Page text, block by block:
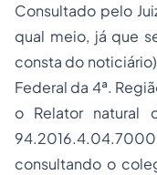
Consultado pelo
qual meio, já que
consta do
Federal da 4ª.
o Relator natural
consultando o